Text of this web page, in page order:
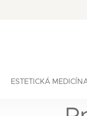
ESTETICKÁ